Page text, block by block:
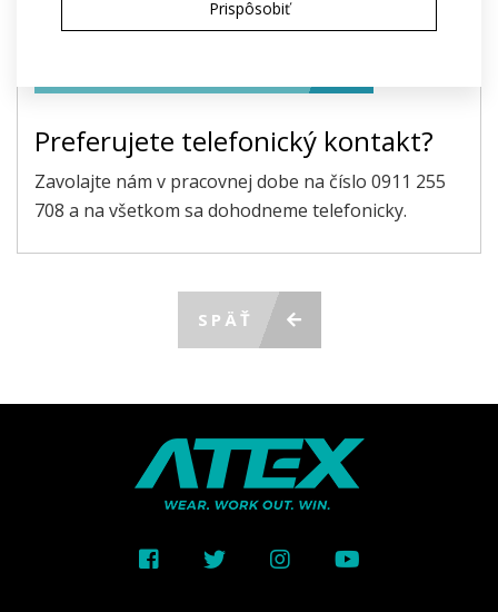
Prispôsobiť
na účely poskytnutia ponuky
Preferujete telefonický kontakt?
Zavolajte nám v pracovnej dobe na číslo 0911 255
708 a na všetkom sa dohodneme telefonicky.
SPÄŤ